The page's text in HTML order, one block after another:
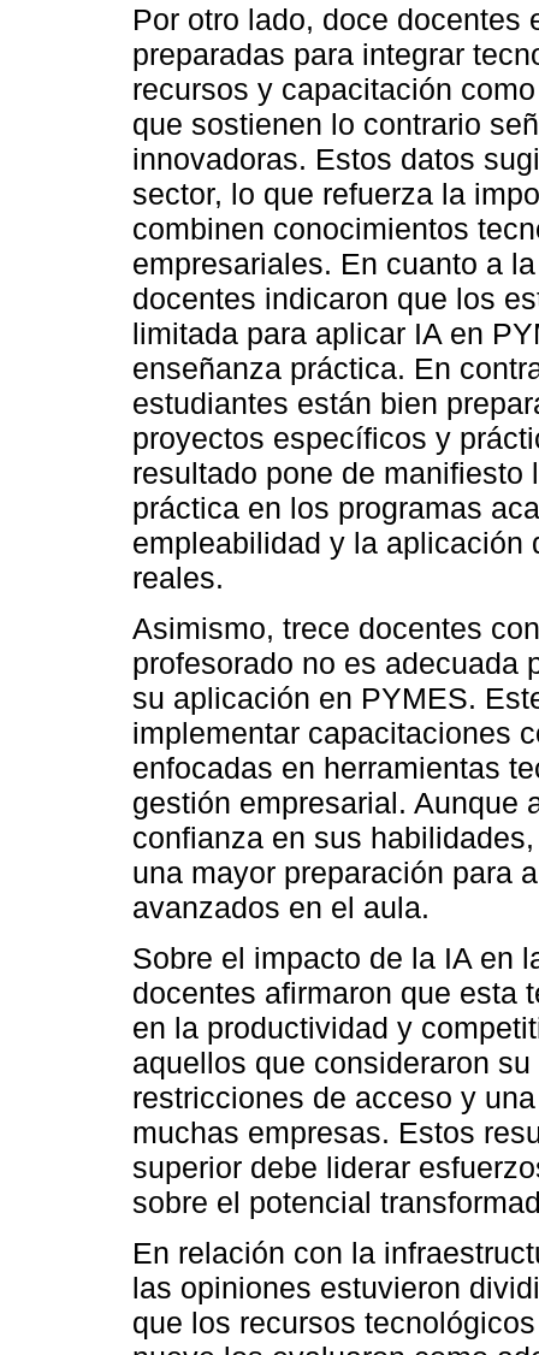
Por otro lado, doce docentes
preparadas para integrar
recursos y capacitación
que sostienen lo contrario
innovadoras. Estos datos
sector, lo que refuerza la
combinen conocimientos
empresariales. En cuanto a
docentes indicaron que los
limitada para aplicar IA en
enseñanza práctica. En
estudiantes están bien
proyectos específicos y
resultado pone de
práctica en los programas
empleabilidad y la aplicación
reales.
Asimismo, trece docentes
profesorado no es adecuada
su aplicación en PYMES.
implementar capacitaciones
enfocadas en herramientas
gestión empresarial. Aunque
confianza en sus
una mayor preparación para
avanzados en el aula.
Sobre el impacto de la IA en
docentes afirmaron que esta
en la productividad y
aquellos que consideraron
restricciones de acceso y
muchas empresas. Estos
superior debe liderar
sobre el potencial
En relación con la
las opiniones estuvieron
que los recursos